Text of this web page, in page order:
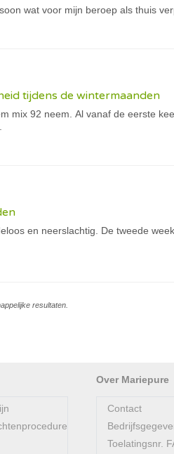
wat voor mijn beroep als thuis
tijdens de wintermaanden
mix 92 neem. Al vanaf de eerste
en neerslachtig. De tweede
resultaten.
Over Mariepure
Contact
Toelatingsnr.